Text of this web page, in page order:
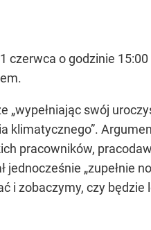
czerwca o godzinie
„wypełniając swój
klimatycznego”.
pracowników,
jednocześnie „zupełnie
i zobaczymy, czy